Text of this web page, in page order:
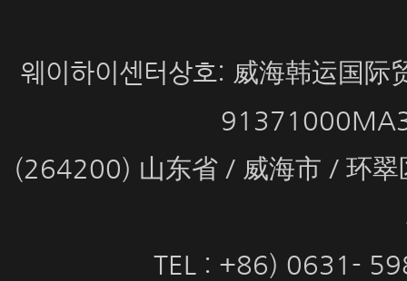
웨이하이센터상호: 威海韩运国
(264200) 山东省 / 威海市 / 环
TEL : +86) 0631-